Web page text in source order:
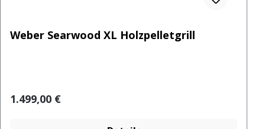
Weber Searwood XL Holzpelletgrill
Regulärer Preis:
1.499,00 €